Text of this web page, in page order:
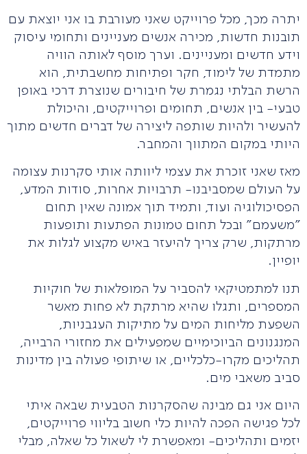
יתרה מכך, מכל פרוייקט שאני מעורבת בו אני יוצאת עם
תובנות חדשות, מכירה אנשים מעניינים ותחומי עיסוק
וידע חדשים ומעניינים. וערך מוסף לאותה הוויה
מתמדת של לימוד, חקר ופתיחות מחשבתית, הוא
הרשת הבלתי נגמרת של חיבורים שנוצרת דרכי באופן
טבעי- בין אנשים, תחומים ופרוייקטים, והיכולת
להעשיר ולהיות שותפה ליצירה של דברים חדשים מתוך
היותי במקום המתווך והמחבר.
מאז שאני זוכרת את עצמי ליוותה אותי סקרנות עצומה
על העולם שמסביבנו- תרבויות אחרות, סודות המדע,
הפסיכולוגיה ועוד, ותמיד תוך אמונה שאין תחום
"משעמם" ובכל תחום טמונות הפתעות ותופעות
מרתקות, שרק צריך להיעזר באיש מקצוע לגלות את
יופיין.
תנו למתמטיקאי להסביר על המופלאות של חוקיות
המספרים, ותגלו שהיא מרתקת לא פחות מאשר
השפעת מליחות המים על מתיקות העגבניות,
המנגנונים הביוכימיים שמפעילים את מחזורי הרבייה,
תהליכים מקרו-כלכליים, או שיתופי פעולה בין מדינות
סביב משאבי מים.
היום אני גם מבינה שהסקרנות הטבעית שבאה איתי
לכל פגישה הפכה להיות כלי חשוב בליווי פרוייקטים,
יזמים ותהליכים- ומאפשרת לי לשאול כל שאלה, מבלי